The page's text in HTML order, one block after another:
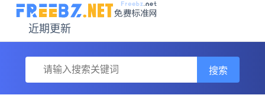
近期更新
搜索